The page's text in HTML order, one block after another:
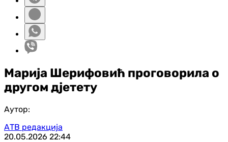
Марија Шерифовић проговорила о
другом дјетету
Аутор:
АТВ редакција
20.05.2026 22:44